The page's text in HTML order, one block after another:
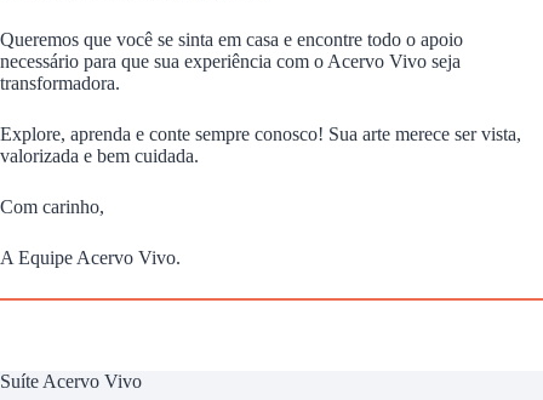
Queremos que você se sinta em casa e encontre todo o apoio
necessário para que sua experiência com o Acervo Vivo seja
transformadora.
Explore, aprenda e conte sempre conosco! Sua arte merece ser vista,
valorizada e bem cuidada.
Com carinho,
A Equipe Acervo Vivo.
Suíte Acervo Vivo